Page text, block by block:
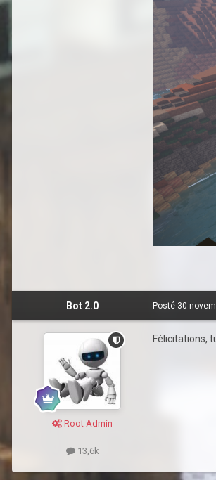
Bot 2.0
Root Admin
13,6k
Posté 30
Félicitations,